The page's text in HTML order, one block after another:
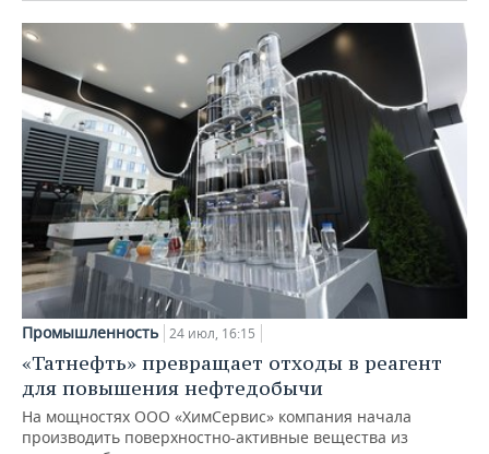
Промышленность 24 июл, 16:15
«Татнефть» превращает отходы в реагент
для повышения нефтедобычи
На мощностях ООО «ХимСервис» компания начала
производить поверхностно-активные вещества из